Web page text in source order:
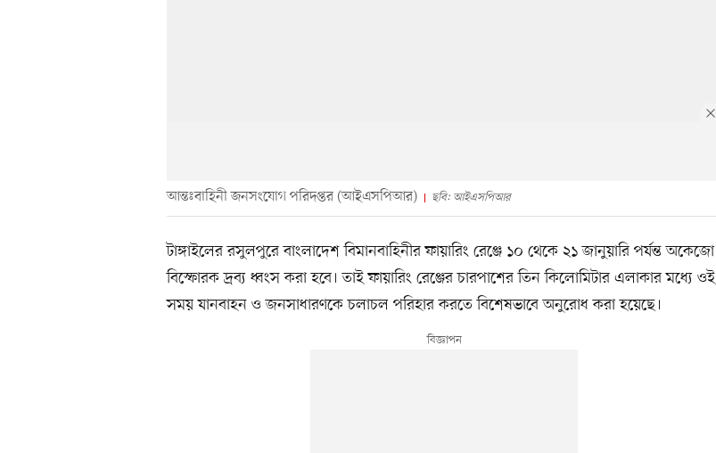
আন্তঃবাহিনী জনসংযোগ পরিদপ্তর (আইএসপিআর) ছবি: আইএসপিআর
টাঙ্গাইলের রসুলপুরে বাংলাদেশ বিমানবাহিনীর ফায়ারিং রেঞ্জে ১০ থেকে ২১ জানুয়ারি পর্যন্ত অকেজো
বিস্ফোরক দ্রব্য ধ্বংস করা হবে। তাই ফায়ারিং রেঞ্জের চারপাশের তিন কিলোমিটার এলাকার মধ্যে ওই
সময় যানবাহন ও জনসাধারণকে চলাচল পরিহার করতে বিশেষভাবে অনুরোধ করা হয়েছে।